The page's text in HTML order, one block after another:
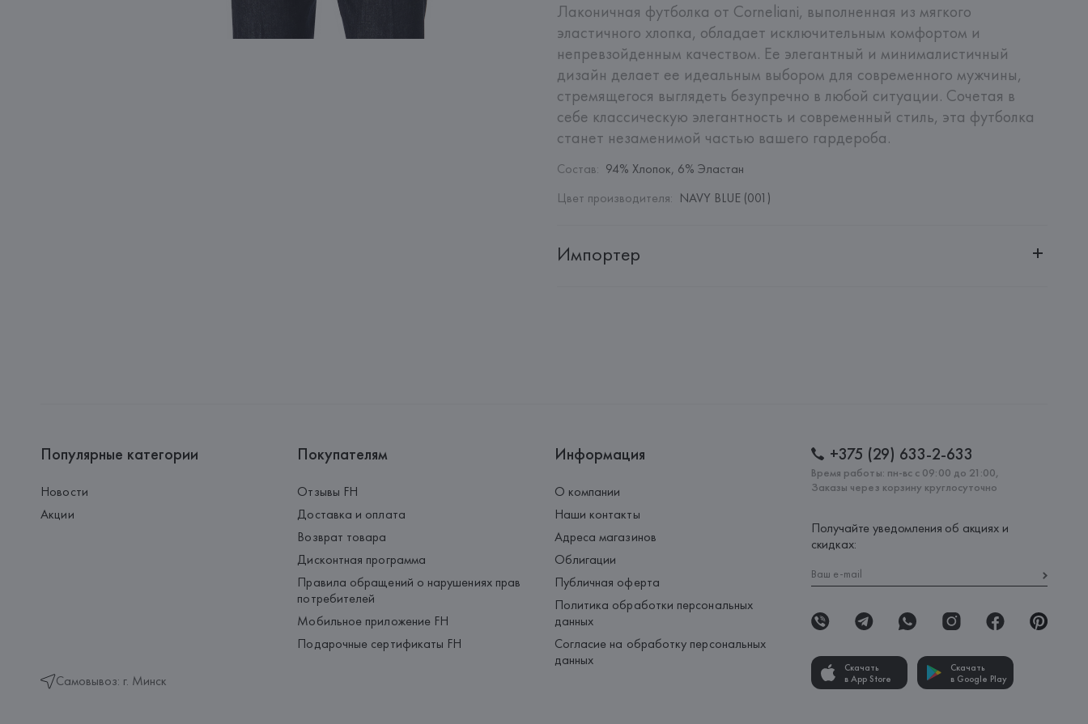
Лаконичная футболка от Corneliani, выполненная из мягкого
эластичного хлопка, обладает исключительным комфортом и
непревзойденным качеством. Ее элегантный и минималистичный
дизайн делает ее идеальным выбором для современного мужчины,
стремящегося выглядеть безупречно в любой ситуации. Сочетая в
себе классическую элегантность и современный стиль, эта футболка
станет незаменимой частью вашего гардероба.
Состав: 94% Хлопок, 6% Эластан
Цвет производителя: NAVY BLUE (001)
Импортер
Популярные категории
Новости
Акции
Самовывоз: г. Минск
Покупателям
Отзывы FH
Доставка и оплата
Возврат товара
Дисконтная программа
Правила обращений о нарушениях прав
потребителей
Мобильное приложение FH
Подарочные сертификаты FH
Информация
О компании
Наши контакты
Адреса магазинов
Облигации
Публичная оферта
Политика обработки персональных
данных
Согласие на обработку персональных
данных
+375 (29) 633-2-633
Время работы: пн-вс с 09:00 до 21:00,
Заказы через корзину круглосуточно
Получайте уведомления об акциях и
скидках:
Скачать
в App Store
Скачать
в Google Play